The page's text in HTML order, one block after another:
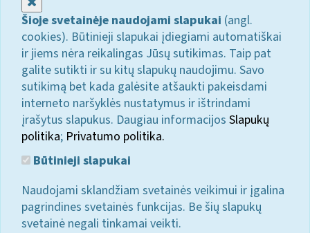
Šioje svetainėje naudojami slapukai (angl.
cookies). Būtinieji slapukai įdiegiami automatiškai
ir jiems nėra reikalingas Jūsų sutikimas. Taip pat
galite sutikti ir su kitų slapukų naudojimu. Savo
sutikimą bet kada galėsite atšaukti pakeisdami
interneto naršyklės nustatymus ir ištrindami
įrašytus slapukus. Daugiau informacijos Slapukų
politika; Privatumo politika.
Būtinieji slapukai
Naudojami sklandžiam svetainės veikimui ir įgalina
pagrindines svetainės funkcijas. Be šių slapukų
svetainė negali tinkamai veikti.